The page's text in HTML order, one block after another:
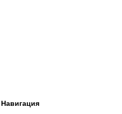
Навигация